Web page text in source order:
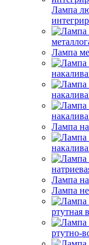
Лампа
Лампа
Лампа
Лампа
Лампа
ртутная
ртутно-